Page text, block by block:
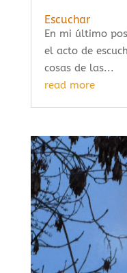
Escuchar
En mi último
el acto de
cosas de las...
read more